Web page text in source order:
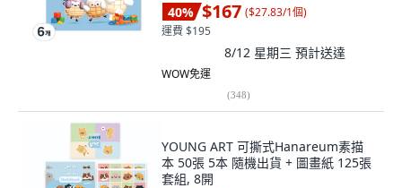
40% $167 ($27.83/1個)
運費 $195
8/12 星期三 預計送達
WOW免運
(348)
YOUNG ART 可撕式Hanareum素描
本 50張 5本 隨機出貨 + 圖畫紙 125張
套組, 8開